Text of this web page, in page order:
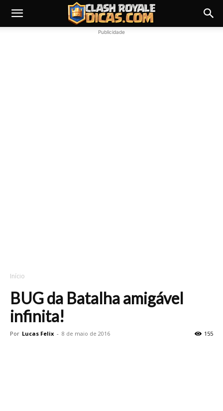
Publicidade
Início
BUG da Batalha amigável
infinita!
Por Lucas Felix - 8 de maio de 2016 155